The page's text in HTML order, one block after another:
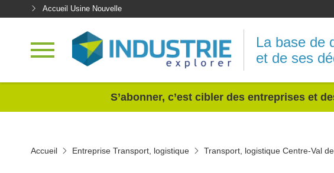
Accueil Usine Nouvelle
La base de
et de ses
S’abonner, c’est cibler des entreprises et
Accueil Entreprise Transport, logistique Transport, logistique Centre-Val